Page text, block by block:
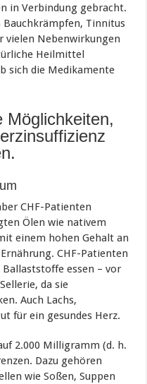
in Verbindung gebracht.
Tinnitus
vielen Nebenwirkungen
Heilmittel
sich die Medikamente
Möglichkeiten,
CHF-Patienten
Ölen wie nativem
einem hohen Gehalt an
CHF-Patienten
essen – vor
da sie
Auch Lachs,
für ein gesundes Herz.
2.000 Milligramm (d. h.
Dazu gehören
wie Soßen, Suppen